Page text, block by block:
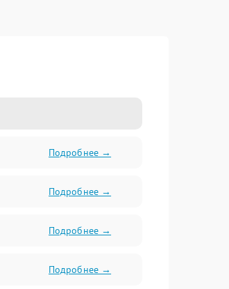
Подробнее →
Подробнее →
Подробнее →
Подробнее →